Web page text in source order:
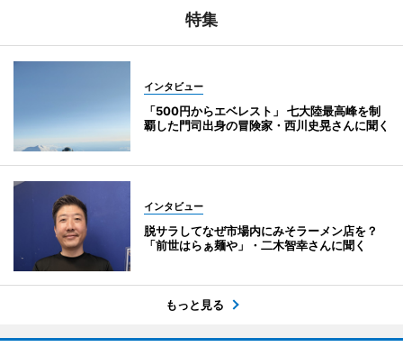
特集
インタビュー
「500円からエベレスト」 七大陸最高峰を制
覇した門司出身の冒険家・西川史晃さんに聞く
インタビュー
脱サラしてなぜ市場内にみそラーメン店を？
「前世はらぁ麺や」・二木智幸さんに聞く
もっと見る